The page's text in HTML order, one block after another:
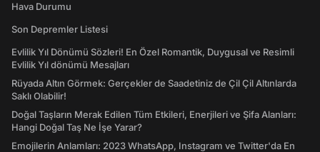
Hava Durumu
Son Depremler Listesi
Evlilik Yıl Dönümü Sözleri! En Özel Romantik, Duygusal ve Resimli
Evlilik Yıl dönümü Mesajları
Rüyada Altın Görmek: Gerçekler de Saadetiniz de Çil Çil Altınlarda
Saklı Olabilir!
Doğal Taşların Merak Edilen Tüm Etkileri, Enerjileri ve Şifa Alanları:
Hangi Doğal Taş Ne İşe Yarar?
Emojilerin Anlamları: 2023 WhatsApp, Instagram ve Twitter'da En